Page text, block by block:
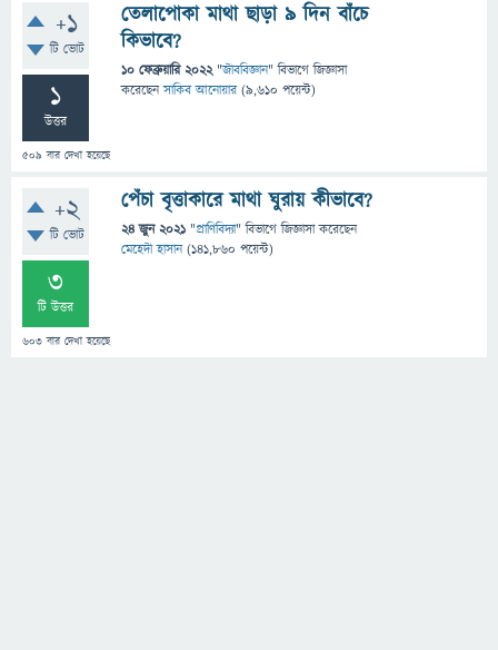
+1
টি ভোট
1
উত্তর
509 বার দেখা হয়েছে
তেলাপোকা মাথা ছাড়া ৯ দিন বাঁচে
কিভাবে?
10 ফেব্রুয়ারি 2022 "জীববিজ্ঞান" বিভাগে জিজ্ঞাসা
করেছেনসাকিব আনোয়ার (9,610 পয়েন্ট)
+2
টি ভোট
3
টি উত্তর
603 বার দেখা হয়েছে
পেঁচা বৃত্তাকারে মাথা ঘুরায় কীভাবে?
24 জুন 2021 "প্রাণিবিদ্যা" বিভাগে জিজ্ঞাসাকরেছেন
মেহেদী হাসান (141,860 পয়েন্ট)